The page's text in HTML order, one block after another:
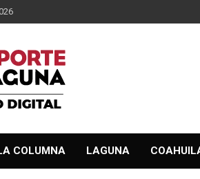
Laguna
COLUMNA LAGUNA